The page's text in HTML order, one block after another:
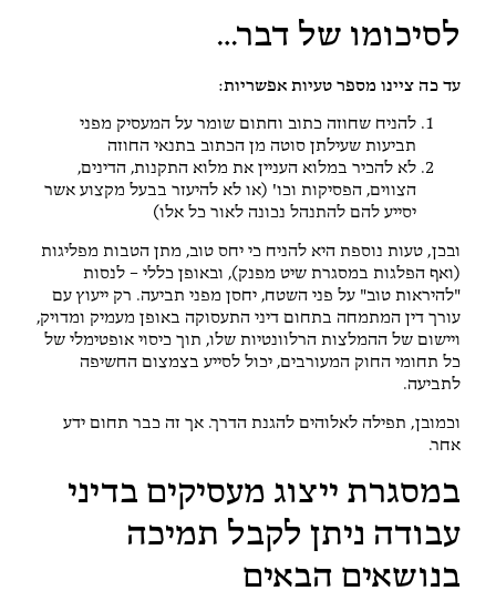
לסיכומו של דבר…
עד כה ציינו מספר טעיות אפשריות:
להניח שחוזה כתוב וחתום שומר על המעסיק מפני
תביעות שעילתן סוטה מן הכתוב בתנאי החוזה
לא להכיר במלוא העניין את מלוא התקנות, הדינים,
הצווים, הפסיקות וכו' (או לא להיעזר בבעל מקצוע אשר
יסייע להם להתנהל נכונה לאור כל אלו)
ובכן, טעות נוספת היא להניח כי יחס טוב, מתן הטבות מפליגות
(ואף הפלגות במסגרת שיט מפנק), ובאופן כללי – לנסות
"להיראות טוב" על פני השטח, יחסן מפני תביעה. רק ייעוץ עם
עורך דין המתמחה בתחום דיני התעסוקה באופן מעמיק ומדויק,
ויישום של ההמלצות הרלוונטיות שלו, תוך כיסוי אופטימלי של
כל תחומי החוק המעורבים, יכול לסייע בצמצום החשיפה
לתביעה.
וכמובן, תפילה לאלוהים להגנת הדרך. אך זה כבר תחום ידע
אחר.
במסגרת ייצוג מעסיקים בדיני
עבודה ניתן לקבל תמיכה
בנושאים הבאים